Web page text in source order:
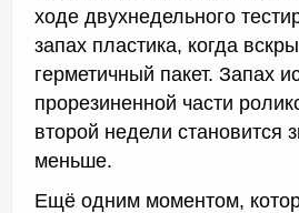
ходе двухнедельного
запах пластика, когда
герметичный пакет. Запах
прорезиненной части
второй недели становится
меньше.
Ещё одним моментом,